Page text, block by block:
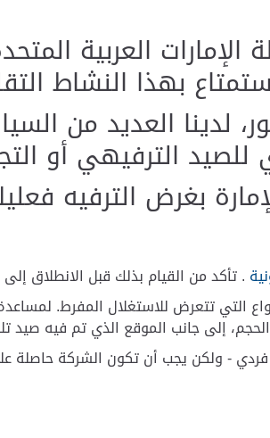
العربية
بهذا النشاط
لدينا العديد من
الترفيهي أو
بغرض الترفيه فعليك
. تأكد من القيام بذلك قبل الانطلاق إلى
تتعرض للاستغلال المفرط. لمساعدة
- ولكن يجب أن تكون الشركة حاصلة على